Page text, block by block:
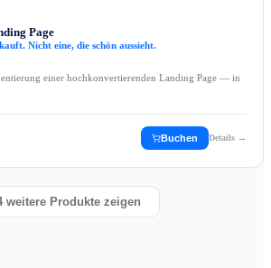
Page
Nicht eine, die schön aussieht.
einer hochkonvertierenden Landing Page — in
Buchen Details →
weitere Produkte zeigen